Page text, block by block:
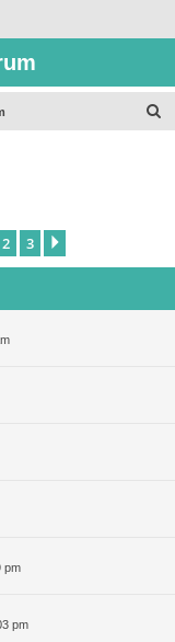
2 3
pm
pm